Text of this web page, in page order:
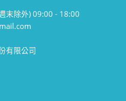
末除外) 09:00 - 18:00
有限公司